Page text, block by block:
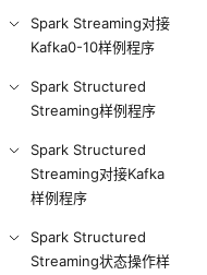
Spark Streaming对接
Kafka0-10样例程序
Spark Structured
Streaming样例程序
Spark Structured
Streaming对接Kafka
样例程序
Spark Structured
Streaming状态操作样